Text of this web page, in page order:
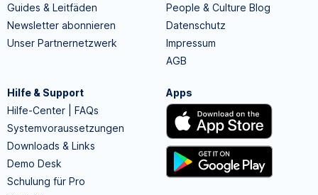
Guides & Leitfäden
Newsletter abonnieren
Unser Partnernetzwerk
People & Culture Blog
Datenschutz
Impressum
AGB
Hilfe & Support
Hilfe-Center | FAQs
Systemvoraussetzungen
Downloads & Links
Demo Desk
Schulung für Pro
Apps